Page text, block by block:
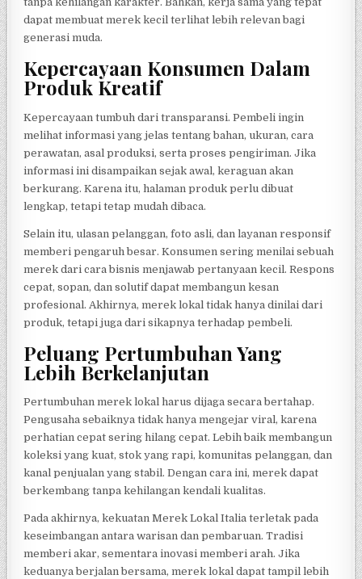
dapat membuat merek kecil terlihat lebih relevan bagi
generasi muda.
Kepercayaan Konsumen Dalam
Produk Kreatif
Kepercayaan tumbuh dari transparansi. Pembeli ingin
melihat informasi yang jelas tentang bahan, ukuran, cara
perawatan, asal produksi, serta proses pengiriman. Jika
informasi ini disampaikan sejak awal, keraguan akan
berkurang. Karena itu, halaman produk perlu dibuat
lengkap, tetapi tetap mudah dibaca.
Selain itu, ulasan pelanggan, foto asli, dan layanan responsif
memberi pengaruh besar. Konsumen sering menilai sebuah
merek dari cara bisnis menjawab pertanyaan kecil. Respons
cepat, sopan, dan solutif dapat membangun kesan
profesional. Akhirnya, merek lokal tidak hanya dinilai dari
produk, tetapi juga dari sikapnya terhadap pembeli.
Peluang Pertumbuhan Yang
Lebih Berkelanjutan
Pertumbuhan merek lokal harus dijaga secara bertahap.
Pengusaha sebaiknya tidak hanya mengejar viral, karena
perhatian cepat sering hilang cepat. Lebih baik membangun
koleksi yang kuat, stok yang rapi, komunitas pelanggan, dan
kanal penjualan yang stabil. Dengan cara ini, merek dapat
berkembang tanpa kehilangan kendali kualitas.
Pada akhirnya, kekuatan Merek Lokal Italia terletak pada
keseimbangan antara warisan dan pembaruan. Tradisi
memberi akar, sementara inovasi memberi arah. Jika
keduanya berjalan bersama, merek lokal dapat tampil lebih